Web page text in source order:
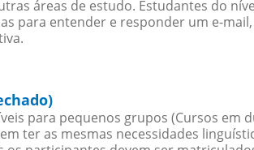
áreas de estudo. Estudantes do
para entender e responder um e-
para pequenos grupos (Cursos em
ter as mesmas necessidades